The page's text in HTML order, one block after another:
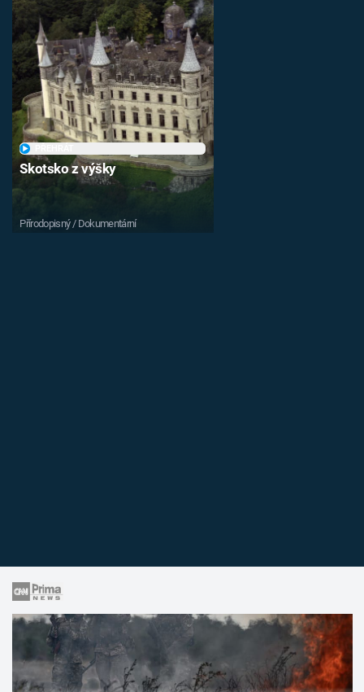
Skotsko z výšky
Přírodopisný / Dokumentární